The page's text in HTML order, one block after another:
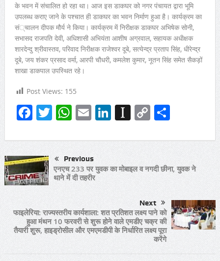
के भवन में संचालित हो रहा था। आज इस डाकघर को नगर पंचायत द्वारा भूमि
उपलब्ध कराए जाने के पश्चात ही डाकघर का भवन निर्माण हुआ है। कार्यक्रम का
सं्चालन दीपक मौर्य ने किया। कार्यक्रम में निरीक्षक डाकघर अभिषेक सोनी,
सभासद राजपति देवी, अधिशासी अभियंता आशीष अग्रवाल, सहायक अधीक्षक
शारदेन्दु श्रीवास्तव, परिवाद निरीक्षक राजेश्वर दूबे, सत्येन्द्र प्रताप सिंह, धीरेन्द्र
दूबे, जय शंकर प्रसाद वर्मा, आरपी चौधरी, कमलेश कुमार, नूतन सिंह समेत सैकड़ों
शाखा डाकपाल उपस्थित रहे।
Post Views: 155
Facebook
Twitter
WhatsApp
EmailLinkedIn
Instapaper
CopyShare
Previous
एनएच 233 पर युवक का मोबाइल व नगदी छीना, युवक ने
थाने में दी तहरीर
Next
फाइलेरिया: राज्यस्तरीय कार्यशाला: शत प्रतिशत लक्ष्य पाने को
हुआ मंथन 10 फरवरी से शुरू होने वाले एमडीए चक्र की
तैयारी शुरू, हाइड्रोसील और एमएमडीपी के निर्धारित लक्ष्य पूरा
करेंगे